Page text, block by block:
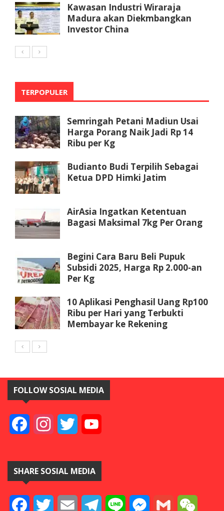
Kawasan Industri Wiraraja
Madura akan Diekmbangkan
Investor China
TERPOPULER
Semringah Petani Madiun Usai
Harga Porang Naik Jadi Rp 14
Ribu per Kg
Budianto Budi Terpilih Sebagai
Ketua DPD Himki Jatim
AirAsia Ingatkan Ketentuan
Bagasi Maksimal 7kg Per Orang
Begini Cara Baru Beli Pupuk
Subsidi 2025, Harga Rp 2.000-an
Per Kg
10 Aplikasi Penghasil Uang Rp100
Ribu per Hari yang Terbukti
Membayar ke Rekening
FOLLOW SOSIAL MEDIA
FacebookInstagramTwitter
SHARE SOSIAL MEDIA
FacebookTwitter Email TelegramLine Messenger
Gmail